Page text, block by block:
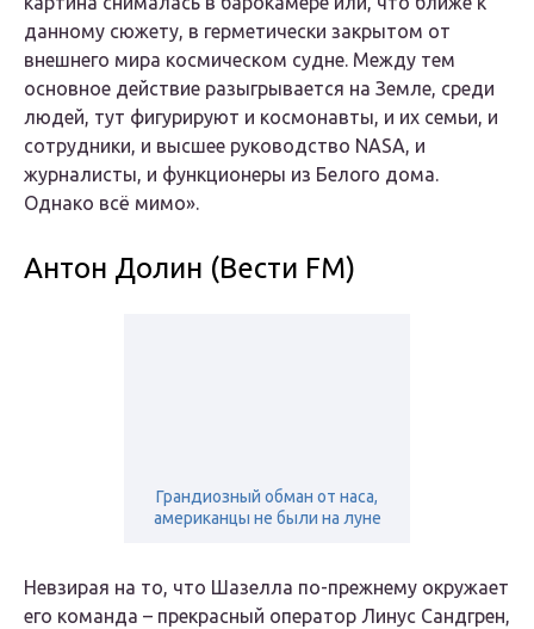
данному сюжету, в герметически закрытом от
внешнего мира космическом судне. Между тем
основное действие разыгрывается на Земле, среди
людей, тут фигурируют и космонавты, и их семьи, и
сотрудники, и высшее руководство NASA, и
журналисты, и функционеры из Белого дома.
Однако всё мимо».
Антон Долин (Вести FM)
Грандиозный обман от наса,
американцы не были на луне
Невзирая на то, что Шазелла по-прежнему окружает
его команда – прекрасный оператор Линус Сандгрен,